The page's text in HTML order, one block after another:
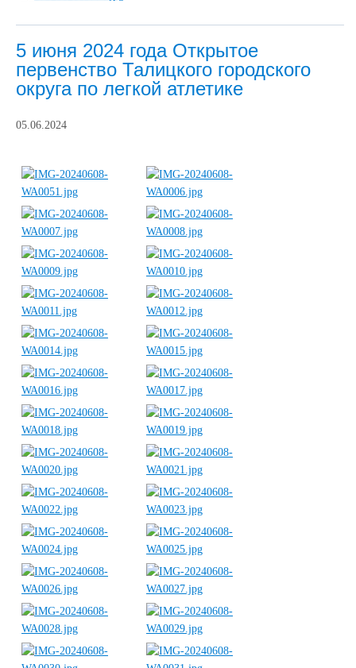
5 июня 2024 года Открытое
первенство Талицкого городского
округа по легкой атлетике
05.06.2024